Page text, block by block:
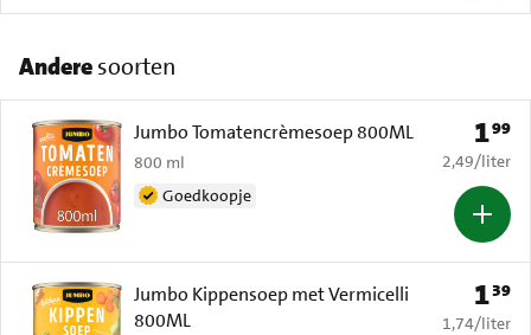
Anderesoorten
Jumbo Tomatencrèmesoep 800ML
800 ml
Goedkoopje
Prijs:
199
€ 2,49 per
2,49/liter
Jumbo Kippensoep met Vermicelli
800ML
Prijs:
139
€ 1,74 per
1,74/liter